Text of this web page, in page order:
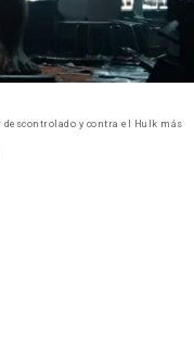
y contra el Hulk más